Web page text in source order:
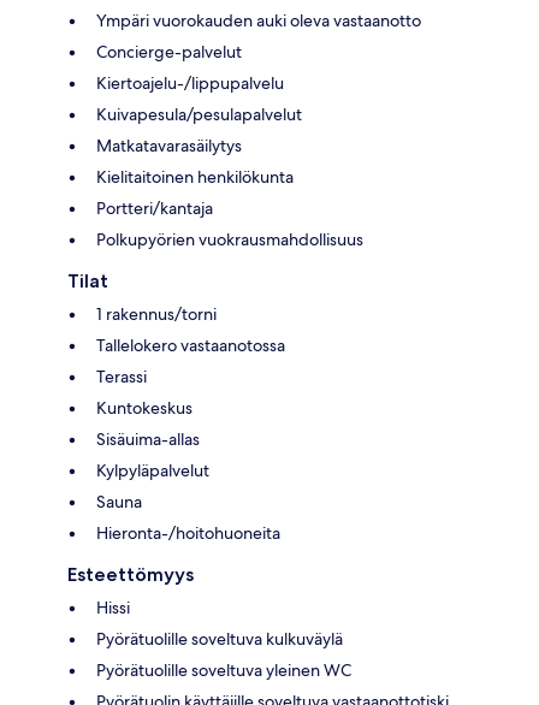
Ympäri vuorokauden auki oleva vastaanotto
Concierge-palvelut
Kiertoajelu-/lippupalvelu
Kuivapesula/pesulapalvelut
Matkatavarasäilytys
Kielitaitoinen henkilökunta
Portteri/kantaja
Polkupyörien vuokrausmahdollisuus
Tilat
1 rakennus/torni
Tallelokero vastaanotossa
Terassi
Kuntokeskus
Sisäuima-allas
Kylpyläpalvelut
Sauna
Hieronta-/hoitohuoneita
Esteettömyys
Hissi
Pyörätuolille soveltuva kulkuväylä
Pyörätuolille soveltuva yleinen WC